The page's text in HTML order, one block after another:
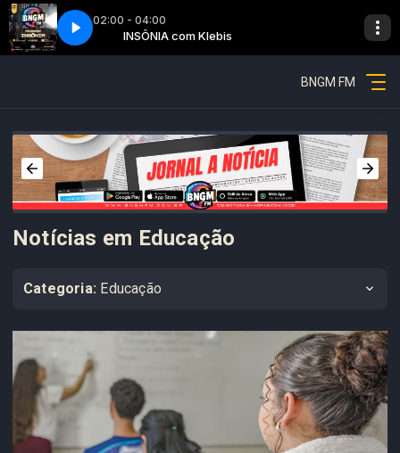
02:00 - 04:00
INSÔNIA com Klebis
Insônia - Parte 12
K7 com Diego Soares
BNGM FM
Notícias em Educação
Categoria: Educação